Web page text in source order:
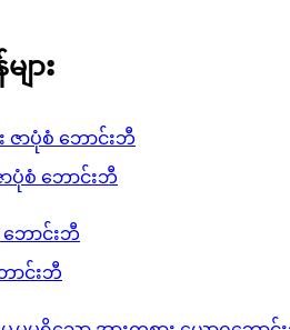
ား
ာပုံစံ ဘောင်းဘီ
ောင်းဘီ